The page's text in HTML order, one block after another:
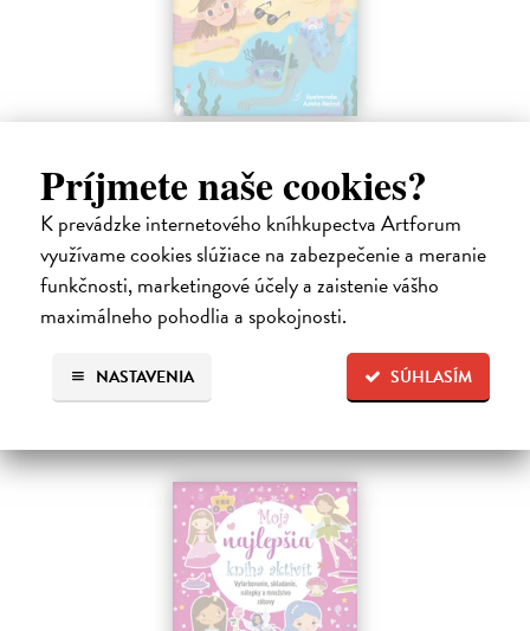
Príjmete naše cookies?
K prevádzke internetového kníhkupectva Artforum
využívame cookies slúžiace na zabezpečenie a meranie
funkčnosti, marketingové účely a zaistenie vášho
maximálneho pohodlia a spokojnosti.
SÚHLASÍM
NASTAVENIA
Hlušíková Marta
| Kniha
Dovolenka na Kréte je niekedy plná prekvapení. Súrodenci Noro a
Anabela pri mori spoznávajú svojráznych Chrtovcov, natrafia na
usušenú jaštericu, zaujmú ich Uwe a Hans, ktorí sú takmer celé dni
zahrabaní…
Na sklade
14,95 € ?